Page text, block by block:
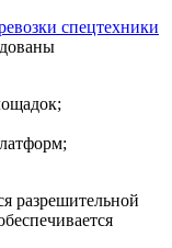
спецтехники
разрешительной